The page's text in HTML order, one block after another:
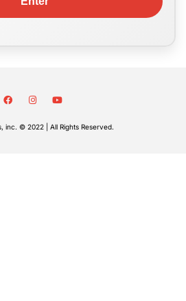
inc. © 2022 | All Rights Reserved.